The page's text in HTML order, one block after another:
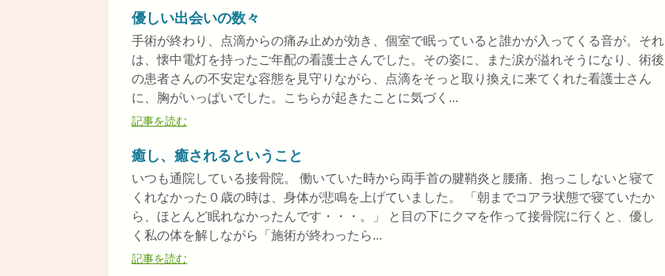
優しい出会いの数々
手術が終わり、点滴からの痛み止めが効き、個室で眠っていると誰かが入ってくる音が。それ
は、懐中電灯を持ったご年配の看護士さんでした。その姿に、また涙が溢れそうになり、術後
の患者さんの不安定な容態を見守りながら、点滴をそっと取り換えに来てくれた看護士さん
に、胸がいっぱいでした。こちらが起きたことに気づく...
記事を読む
癒し、癒されるということ
いつも通院している接骨院。 働いていた時から両手首の腱鞘炎と腰痛、抱っこしないと寝て
くれなかった０歳の時は、身体が悲鳴を上げていました。 「朝までコアラ状態で寝ていたか
ら、ほとんど眠れなかったんです・・・。」 と目の下にクマを作って接骨院に行くと、優し
く私の体を解しながら「施術が終わったら...
記事を読む